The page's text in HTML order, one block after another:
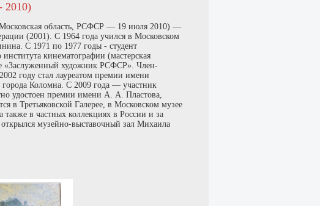
область, РСФСР — 19 июля 2010) —
(2001). С 1964 года учился в Московском
С 1971 по 1977 годы - студент
института кинематографии (мастерская
«Заслуженный художник РСФСР». Член-
году стал лауреатом премии имени
Коломна. C 2009 года — участник
удостоен премии имени А. А. Пластова,
в Третьяковской Галерее, в Московском музее
также в частных коллекциях в России и за
музейно-выставочный зал Михаила